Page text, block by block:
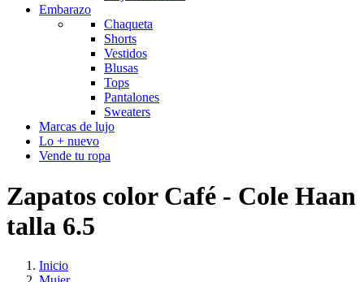
Embarazo
Chaqueta
Shorts
Vestidos
Blusas
Tops
Pantalones
Sweaters
Marcas de lujo
Lo + nuevo
Vende tu ropa
Zapatos color Café - Cole Haan
talla 6.5
Inicio